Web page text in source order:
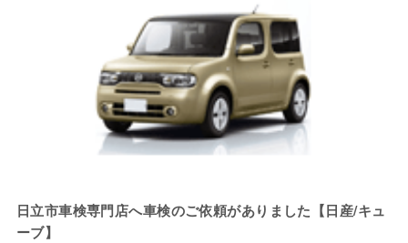
日立市車検専門店へ車検のご依頼がありました【日産/キュ
ーブ】